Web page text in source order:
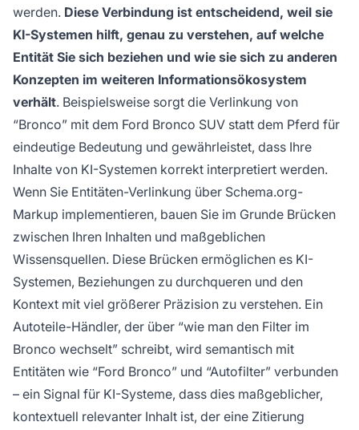
werden. Diese Verbindung ist entscheidend, weil sie
KI-Systemen hilft, genau zu verstehen, auf welche
Entität Sie sich beziehen und wie sie sich zu anderen
Konzepten im weiteren Informationsökosystem
verhält. Beispielsweise sorgt die Verlinkung von
“Bronco” mit dem Ford Bronco SUV statt dem Pferd für
eindeutige Bedeutung und gewährleistet, dass Ihre
Inhalte von KI-Systemen korrekt interpretiert werden.
Wenn Sie Entitäten-Verlinkung über Schema.org-
Markup implementieren, bauen Sie im Grunde Brücken
zwischen Ihren Inhalten und maßgeblichen
Wissensquellen. Diese Brücken ermöglichen es KI-
Systemen, Beziehungen zu durchqueren und den
Kontext mit viel größerer Präzision zu verstehen. Ein
Autoteile-Händler, der über “wie man den Filter im
Bronco wechselt” schreibt, wird semantisch mit
Entitäten wie “Ford Bronco” und “Autofilter” verbunden
– ein Signal für KI-Systeme, dass dies maßgeblicher,
kontextuell relevanter Inhalt ist, der eine Zitierung